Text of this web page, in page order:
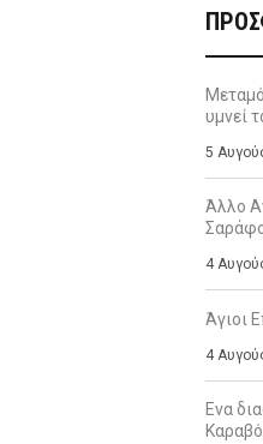
υμνεί
5
Άλλο
4
Άγιοι
4
Ενα